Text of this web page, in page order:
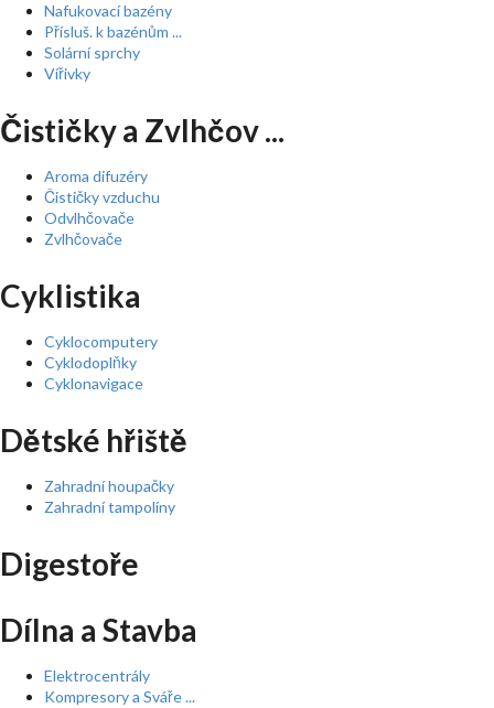
Nafukovací bazény
Přísluš. k bazénům ...
Solární sprchy
Vířivky
Čističky a Zvlhčov ...
Aroma difuzéry
Čističky vzduchu
Odvlhčovače
Zvlhčovače
Cyklistika
Cyklocomputery
Cyklodoplňky
Cyklonavigace
Dětské hřiště
Zahradní houpačky
Zahradní tampolíny
Digestoře
Dílna a Stavba
Elektrocentrály
Kompresory a Sváře ...